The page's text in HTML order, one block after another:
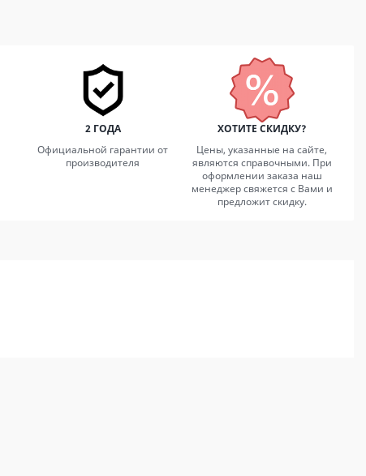
2 ГОДА
Официальной гарантии от
производителя
ХОТИТЕ СКИДКУ?
Цены, указанные на сайте,
являются справочными. При
оформлении заказа наш
менеджер свяжется с Вами и
предложит скидку.